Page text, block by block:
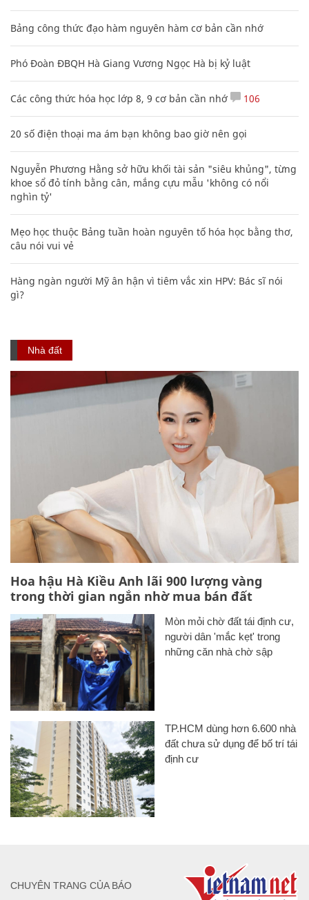
Bảng công thức đạo hàm nguyên hàm cơ bản cần nhớ
Phó Đoàn ĐBQH Hà Giang Vương Ngọc Hà bị kỷ luật
Các công thức hóa học lớp 8, 9 cơ bản cần nhớ 106
20 số điện thoại ma ám bạn không bao giờ nên gọi
Nguyễn Phương Hằng sở hữu khối tài sản "siêu khủng", từng
khoe sổ đỏ tính bằng cân, mắng cựu mẫu 'không có nổi
nghìn tỷ'
Mẹo học thuộc Bảng tuần hoàn nguyên tố hóa học bằng thơ,
câu nói vui vẻ
Hàng ngàn người Mỹ ân hận vì tiêm vắc xin HPV: Bác sĩ nói
gì?
Nhà đất
Hoa hậu Hà Kiều Anh lãi 900 lượng vàng
trong thời gian ngắn nhờ mua bán đất
Mòn mỏi chờ đất tái định cư,
người dân 'mắc kẹt' trong
những căn nhà chờ sập
TP.HCM dùng hơn 6.600 nhà
đất chưa sử dụng để bố trí tái
định cư
CHUYÊN TRANG CỦA BÁO